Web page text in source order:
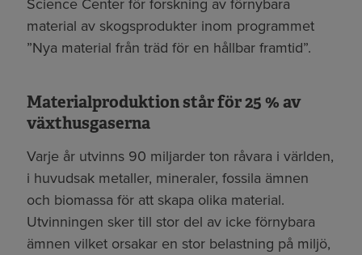
material av skogsprodukter inom programmet
”Nya material från träd för en hållbar framtid”.
Materialproduktion står för 25 % av
växthusgaserna
Varje år utvinns 90 miljarder ton råvara i världen,
i huvudsak metaller, mineraler, fossila ämnen
och biomassa för att skapa olika material.
Utvinningen sker till stor del av icke förnybara
ämnen vilket orsakar en stor belastning på miljö,